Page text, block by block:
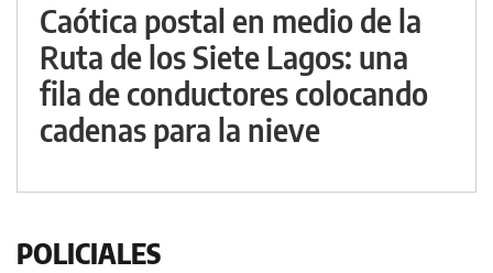
Caótica postal en medio de la
Ruta de los Siete Lagos: una
fila de conductores colocando
cadenas para la nieve
POLICIALES